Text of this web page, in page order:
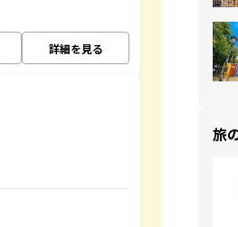
詳細を見る
旅